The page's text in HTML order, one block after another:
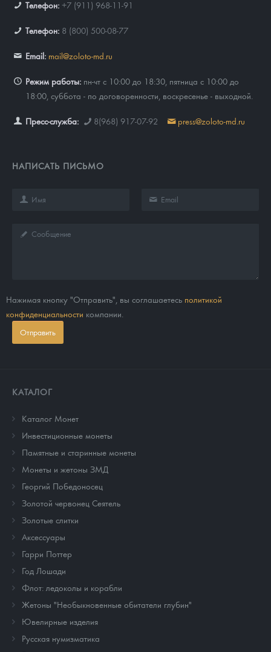
Русская нумизматика
Золотая карманная галерея
Наборы подарочных и коллекционных монет
Монеты и жетоны из недрагоценных металлов
Телефон: +7 (911) 968-11-91
Телефон: 8 (800) 500-08-77
Email: mail@zoloto-md.ru
Режим работы: пн-чт с 10:00 до 18:30, пятница с 10:00 до
18:00, суббота - по договоренности, воскресенье - выходной.
Пресс-служба: 8(968) 917-07-92 press@zoloto-md.ru
НАПИСАТЬ ПИСЬМО
Нажимая кнопку "Отправить", вы соглашаетесь политикой
конфиденциальности компании.
Отправить
КАТАЛОГ
Каталог Монет
Инвестиционные монеты
Памятные и старинные монеты
Монеты и жетоны ЗМД
Георгий Победоносец
Золотой червонец Сеятель
Золотые слитки
Аксессуары
Гарри Поттер
Год Лошади
Флот: ледоколы и корабли
Жетоны "Необыкновенные обитатели глубин"
Ювелирные изделия
Русская нумизматика